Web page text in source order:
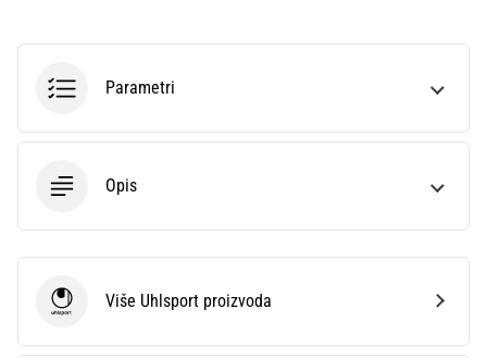
Budi
svake
gola…
članke
Parametri
Opis
UhlsportViše Uhlsport proizvoda